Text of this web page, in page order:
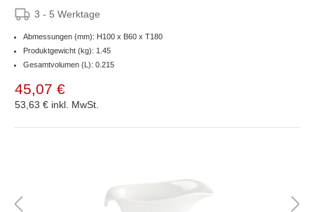
3 - 5 Werktage
Abmessungen (mm): H100 x B60 x T180
Produktgewicht (kg): 1.45
Gesamtvolumen (L): 0.215
45,07 €
53,63 € inkl. MwSt.